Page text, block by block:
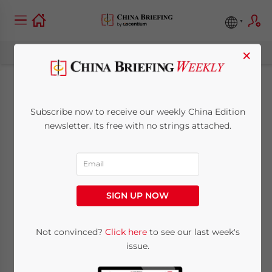
China will Erwerb von
„grünen Autos“
attraktiver machen
Posted by China Briefing
3 minutes
23. November – In den 25 chinesischen
Städten, die am Pilotprogramm teilnehmen,
sollen Fördermaßnahmen vorgestellt
×
Subscribe now to receive our weekly China Edition
newsletter. Its free with no strings attached.
SIGN UP NOW
Not convinced? Click hereto see our last week's
issue.